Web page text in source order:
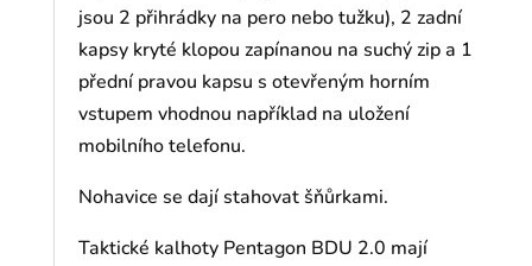
jsou 2 přihrádky na pero nebo tužku), 2 zadní
kapsy kryté klopou zapínanou na suchý zip a 1
přední pravou kapsu s otevřeným horním
vstupem vhodnou například na uložení
mobilního telefonu.
Nohavice se dají stahovat šňůrkami.
Taktické kalhoty Pentagon BDU 2.0 mají